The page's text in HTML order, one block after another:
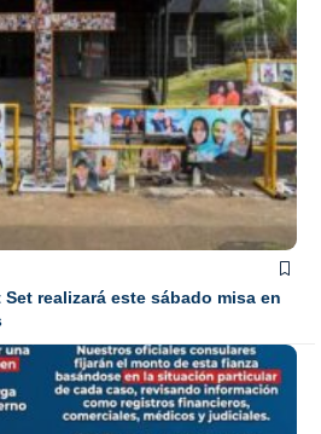
realizará este sábado misa en